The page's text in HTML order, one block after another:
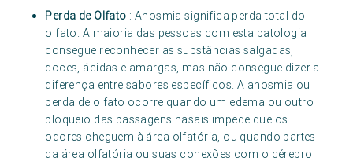
Perda de Olfato : Anosmia significa perda total do
olfato. A maioria das pessoas com esta patologia
consegue reconhecer as substâncias salgadas,
doces, ácidas e amargas, mas não consegue dizer a
diferença entre sabores específicos. A anosmia ou
perda de olfato ocorre quando um edema ou outro
bloqueio das passagens nasais impede que os
odores cheguem à área olfatória, ou quando partes
da área olfatória ou suas conexões com o cérebro